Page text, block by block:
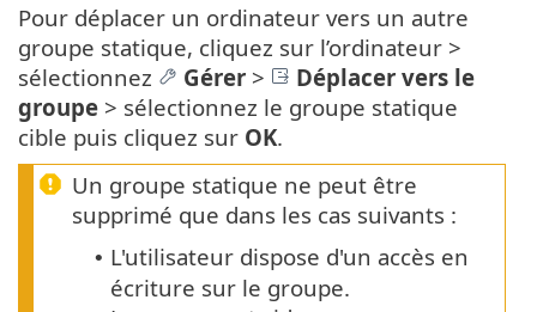
Pour déplacer un ordinateur vers un autre
groupe statique, cliquez sur l’ordinateur >
sélectionnez
Gérer >
Déplacer vers le
groupe > sélectionnez le groupe statique
cible puis cliquez sur OK.
Un groupe statique ne peut être
supprimé que dans les cas suivants :
• L'utilisateur dispose d'un accès en
écriture sur le groupe.